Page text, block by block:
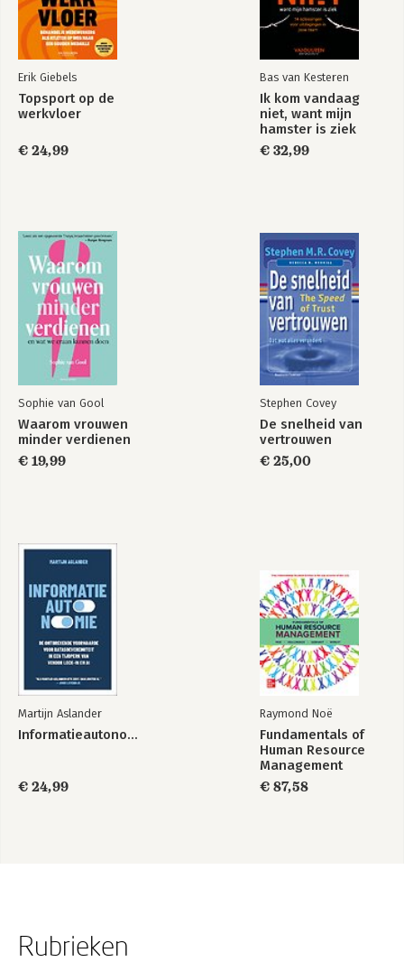
Organizational
Behaviour
Gedrag in
organisatie
Duurzame
businessmodellen
Onderhandelen
Bekijk alle boeken
Erik Giebels
Topsport op de
werkvloer
€ 24,99
Bas van Kesteren
Ik kom vandaag
niet, want mijn
hamster is ziek
€ 32,99
Sophie van Gool
Waarom vrouwen
minder verdienen
€ 19,99
Stephen Covey
De snelheid van
vertrouwen
€ 25,00
Martijn Aslander
Informatieautonomie
€ 24,99
Raymond Noë
Fundamentals of
Human Resource
Management
€ 87,58
Rubrieken